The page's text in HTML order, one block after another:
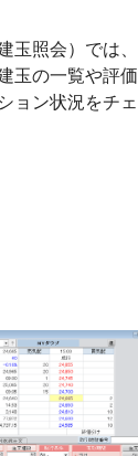
玉照会）では、
玉の一覧や評価
ョン状況をチェ